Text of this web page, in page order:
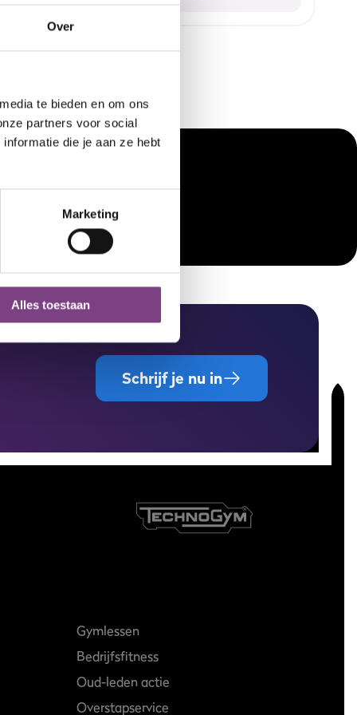
Over
te bieden en om ons
partners voor social
die je aan ze hebt
Marketing
Alles toestaan
Les Mills Yoga Yin
Schrijf je nu in
Gymlessen
Bedrijfsfitness
Oud-leden actie
Overstapservice